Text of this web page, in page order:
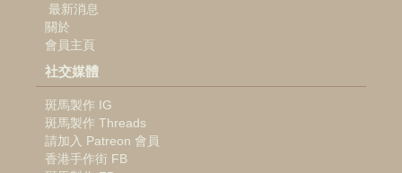
最新消息
關於
會員主頁
社交媒體
斑馬製作 IG
斑馬製作 Threads
請加入 Patreon 會員
香港手作街 FB